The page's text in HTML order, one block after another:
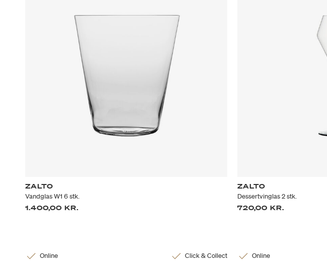
ZALTO
Vandglas W1 6 stk.
1.400,00 KR.
Online Click & Collect
ZALTO
Dessertvinglas 2 stk.
720,00 KR.
Online